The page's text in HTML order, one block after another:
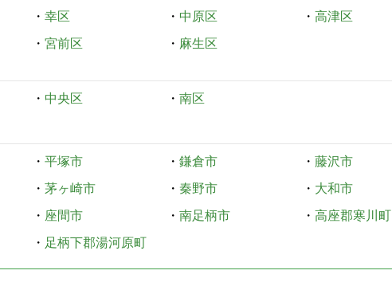
・ 幸区 ・ 中原区 ・ 高津区
・ 宮前区 ・ 麻生区
・ 中央区 ・ 南区
・ 平塚市 ・ 鎌倉市 ・ 藤沢市
・ 茅ヶ崎市 ・ 秦野市 ・ 大和市
・ 座間市 ・ 南足柄市 ・ 高座郡寒川町
・ 足柄下郡湯河原町